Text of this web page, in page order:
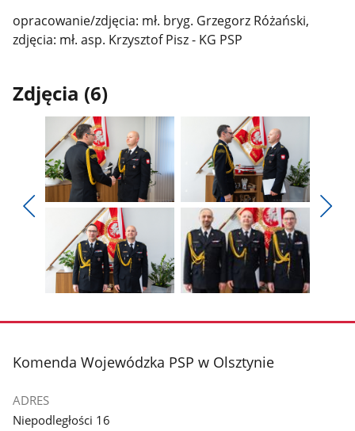
opracowanie/zdjęcia: mł. bryg. Grzegorz Różański,
zdjęcia: mł. asp. Krzysztof Pisz - KG PSP
Zdjęcia (6)
poprzednie
zdjęcia
zdjęcie
z
galerii.
Pokaż
zdjęcie
2
z
galerii.
zdjęcie
galerii.
zdjęcie
galerii.
stopka
Komenda Wojewódzka PSP w Olsztynie
ADRES
Niepodległości 16